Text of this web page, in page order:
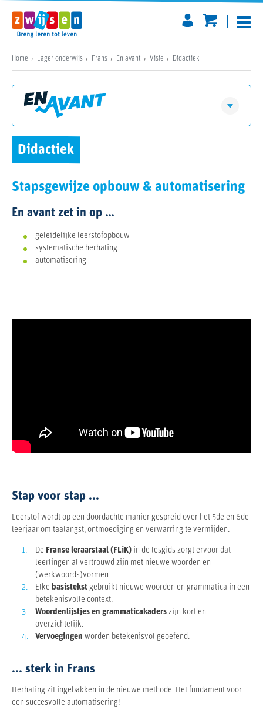
Home Lager onderwijs Frans En avant Visie Didactiek
En avant
Differentiatie
Zo werkt het
Software
Didactiek
Stapsgewijze opbouw & automatisering
En avant zet in op …
geleidelijke leerstofopbouw
systematische herhaling
automatisering
Stap voor stap ...
Leerstof wordt op een doordachte manier gespreid over het 5de en 6de
leerjaar om taalangst, ontmoediging en verwarring te vermijden.
De Franse leraarstaal (FLiK) in de lesgids zorgt ervoor dat
leerlingen al vertrouwd zijn met nieuwe woorden en
(werkwoords)vormen.
Elke basistekst gebruikt nieuwe woorden en grammatica in een
betekenisvolle context.
Woordenlijstjes en grammaticakaders zijn kort en
overzichtelijk.
Vervoegingen worden betekenisvol geoefend.
... sterk in Frans
Herhaling zit ingebakken in de nieuwe methode. Het fundament voor
een succesvolle automatisering!